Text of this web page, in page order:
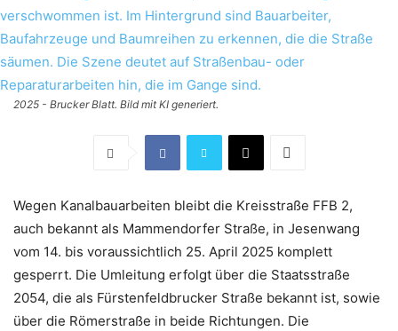
2025 - Brucker Blatt. Bild mit KI generiert.
Wegen Kanalbauarbeiten bleibt die Kreisstraße FFB 2,
auch bekannt als Mammendorfer Straße, in Jesenwang
vom 14. bis voraussichtlich 25. April 2025 komplett
gesperrt. Die Umleitung erfolgt über die Staatsstraße
2054, die als Fürstenfeldbrucker Straße bekannt ist, sowie
über die Römerstraße in beide Richtungen. Die